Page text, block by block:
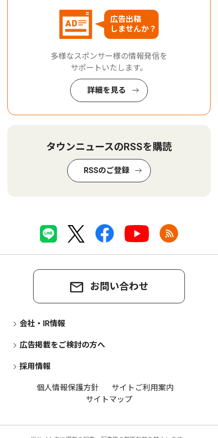
広告出稿
しませんか？
多様なスポンサー様の情報発信を
サポートいたします。
詳細を見る
タウンニュースのRSSを購読
RSSのご登録
お問い合わせ
会社・IR情報
広告掲載をご検討の方へ
採用情報
個人情報保護方針
サイトご利用案内
サイトマップ